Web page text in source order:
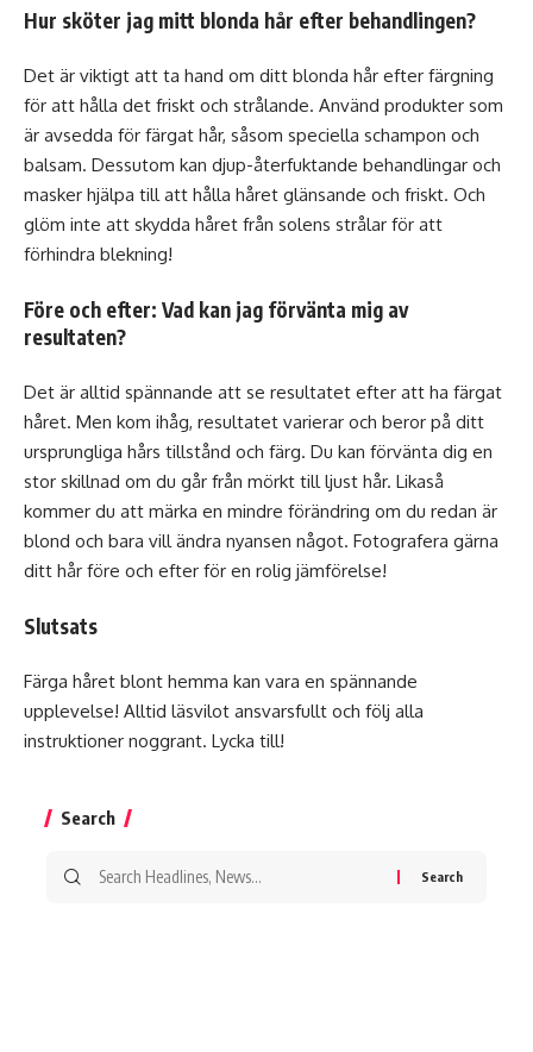
Hur sköter jag mitt blonda hår efter behandlingen?
Det är viktigt att ta hand om ditt blonda hår efter färgning
för att hålla det friskt och strålande. Använd produkter som
är avsedda för färgat hår, såsom speciella schampon och
balsam. Dessutom kan djup-återfuktande behandlingar och
masker hjälpa till att hålla håret glänsande och friskt. Och
glöm inte att skydda håret från solens strålar för att
förhindra blekning!
Före och efter: Vad kan jag förvänta mig av
resultaten?
Det är alltid spännande att se resultatet efter att ha färgat
håret. Men kom ihåg, resultatet varierar och beror på ditt
ursprungliga hårs tillstånd och färg. Du kan förvänta dig en
stor skillnad om du går från mörkt till ljust hår. Likaså
kommer du att märka en mindre förändring om du redan är
blond och bara vill ändra nyansen något. Fotografera gärna
ditt hår före och efter för en rolig jämförelse!
Slutsats
Färga håret blont hemma kan vara en spännande
upplevelse! Alltid läsvilot ansvarsfullt och följ alla
instruktioner noggrant. Lycka till!
Search
Search